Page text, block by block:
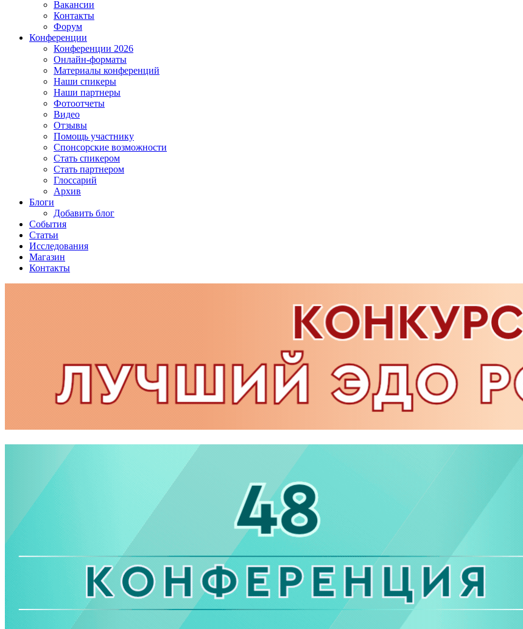
Вакансии
Контакты
Форум
Конференции
Конференции 2026
Онлайн-форматы
Материалы конференций
Наши спикеры
Наши партнеры
Фотоотчеты
Видео
Отзывы
Помощь участнику
Спонсорские возможности
Стать спикером
Стать партнером
Глоссарий
Архив
Блоги
Добавить блог
События
Статьи
Исследования
Магазин
Контакты